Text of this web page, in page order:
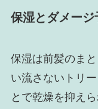
保湿とダメー
保湿は前髪のま
い流さないトリ
とで乾燥を抑え